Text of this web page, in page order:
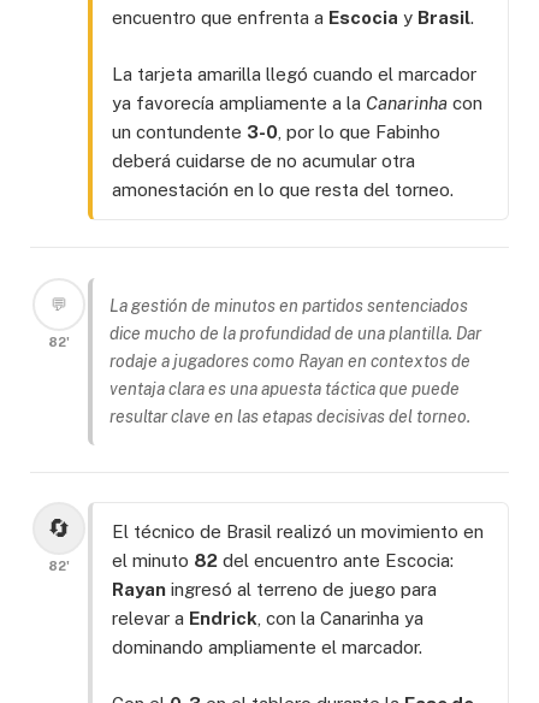
encuentro que enfrenta a Escocia y Brasil.
La tarjeta amarilla llegó cuando el marcador
ya favorecía ampliamente a la Canarinha con
un contundente 3-0 , por lo que Fabinho
deberá cuidarse de no acumular otra
amonestación en lo que resta del torneo.
💬
82'
La gestión de minutos en partidos sentenciados
dice mucho de la profundidad de una plantilla. Dar
rodaje a jugadores como Rayan en contextos de
ventaja clara es una apuesta táctica que puede
resultar clave en las etapas decisivas del torneo.
🔄
82'
El técnico de Brasil realizó un movimiento en
el minuto 82 del encuentro ante Escocia:
Rayan ingresó al terreno de juego para
relevar a Endrick , con la Canarinha ya
dominando ampliamente el marcador.